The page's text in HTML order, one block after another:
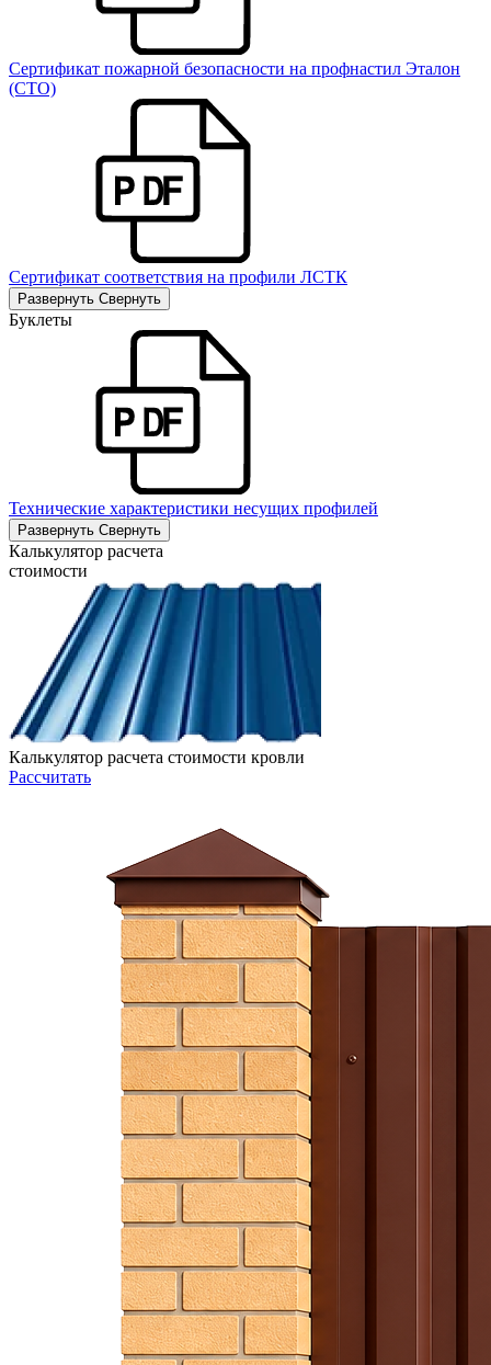
Сертификат пожарной безопасности на профнастил Эталон
(СТО)
Сертификат соответствия на профили ЛСТК
Развернуть Свернуть
Буклеты
Технические характеристики несущих профилей
Развернуть Свернуть
Калькулятор расчета
стоимости
Калькулятор расчета стоимости кровли
Рассчитать